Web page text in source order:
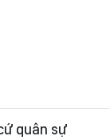
quân sự